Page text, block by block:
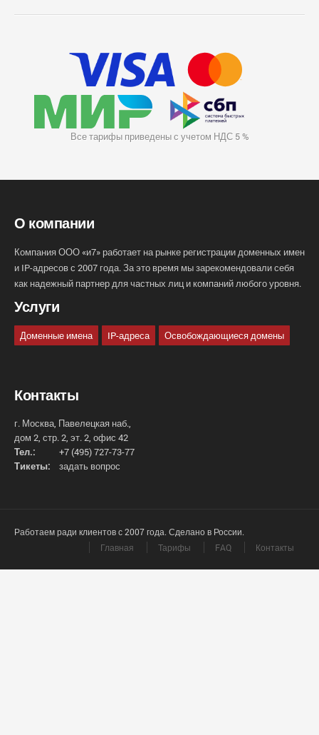
Все тарифы приведены с учетом НДС 5 %
О компании
Компания ООО «и7» работает на рынке регистрации доменных имен
и IP-адресов с 2007 года. За это время мы зарекомендовали себя
как надежный партнер для частных лиц и компаний любого уровня.
Услуги
Доменные имена IP-адреса Освобождающиеся домены
Контакты
г. Москва, Павелецкая наб.,
дом 2, стр. 2, эт. 2, офис 42
Тел.:
+7 (495) 727-73-77
Тикеты:
задать вопрос
Работаем ради клиентов с 2007 года. Сделано в России.
Главная
Тарифы FAQ Контакты